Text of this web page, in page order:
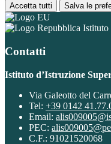
Accetta tutti Salva le
Istituto
Contatti
Istituto d’Istruzione
Via Galeotto del
Tel: +39 0142
Email:
PEC:
C.F.: 91021520068